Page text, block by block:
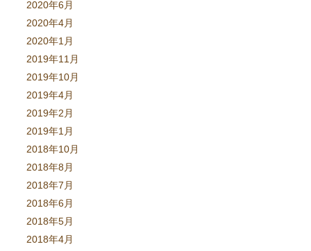
2020年6月
2020年4月
2020年1月
2019年11月
2019年10月
2019年4月
2019年2月
2019年1月
2018年10月
2018年8月
2018年7月
2018年6月
2018年5月
2018年4月